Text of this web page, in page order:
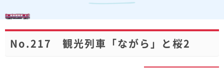
No.217 観光列車「ながら」と桜2